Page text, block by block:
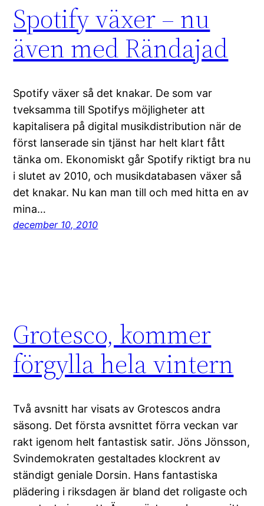
Spotify växer – nu
även med Rändajad
Spotify växer så det knakar. De som var
tveksamma till Spotifys möjligheter att
kapitalisera på digital musikdistribution när de
först lanserade sin tjänst har helt klart fått
tänka om. Ekonomiskt går Spotify riktigt bra nu
i slutet av 2010, och musikdatabasen växer så
det knakar. Nu kan man till och med hitta en av
mina…
december 10, 2010
Grotesco, kommer
förgylla hela vintern
Två avsnitt har visats av Grotescos andra
säsong. Det första avsnittet förra veckan var
rakt igenom helt fantastisk satir. Jöns Jönsson,
Svindemokraten gestaltades klockrent av
ständigt geniale Dorsin. Hans fantastiska
plädering i riksdagen är bland det roligaste och